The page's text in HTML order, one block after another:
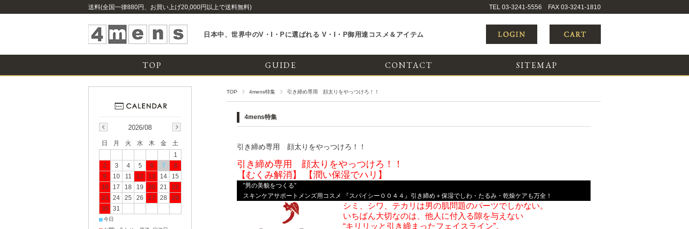
送料(全国一律880円、お買い上げ20,000円以上で送料無料) TEL 03-3241-5556 FAX 03-3241-1810
日本中、世界中のV・I・Pに選ばれる V・I・P御用達コスメ＆アイテム
TOP GUIDE CONTACT SITEMAP
TOP 4mens特集 引き締め専用 顔太りをやっつけろ！！
4mens特集
引き締め専用 顔太りをやっつけろ！！
引き締め専用 顔太りをやっつけろ！！
【むくみ解消】 【潤い保湿でハリ】
”男の美貌をつくる”
スキンケアサポートメンズ用コスメ 『スパイシー００４４』引き締め＋保湿でしわ・たるみ・乾燥ケアも万全！
シミ、シワ、テカリは男の肌問題のパーツでしかない。
いちばん大切なのは、他人に付入る隙を与えない
“キリリッと引き締まったフェイスライン”。
2026/08
日 月 火 水 木 金
土
1
2
3 4 5 6 7
8
9
10 11 12 13 14
15
16
17 18 19 20 21
22
23
24 25 26 27 28
29
30
31
■今日